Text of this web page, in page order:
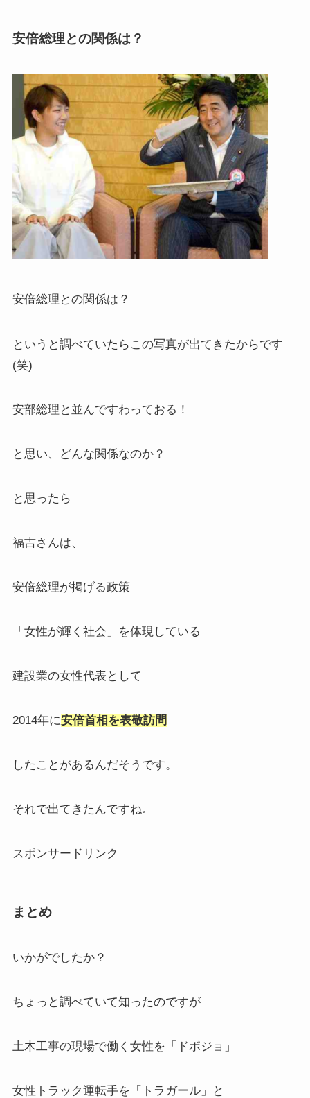
安倍総理との関係は？
安倍総理との関係は？
というと調べていたらこの写真が出てきたからです
(笑)
安部総理と並んですわっておる！
と思い、どんな関係なのか？
と思ったら
福吉さんは、
安倍総理が掲げる政策
「女性が輝く社会」を体現している
建設業の女性代表として
2014年に安倍首相を表敬訪問
したことがあるんだそうです。
それで出てきたんですね♩
スポンサードリンク
まとめ
いかがでしたか？
ちょっと調べていて知ったのですが
土木工事の現場で働く女性を「ドボジョ」
女性トラック運転手を「トラガール」と